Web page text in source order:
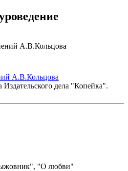
А.В.Кольцова
дела "Копейка".
"О любви"